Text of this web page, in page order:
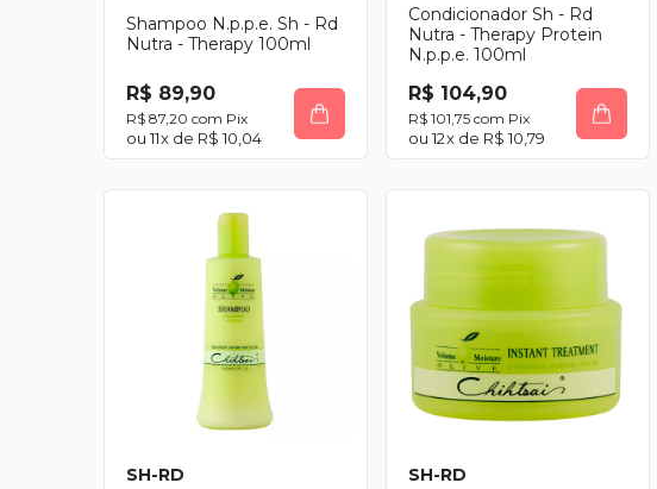
Shampoo N.p.p.e. Sh - Rd
Nutra - Therapy 100ml
R$ 89,90
R$ 87,20 com Pix
11x de R$ 10,04
Condicionador Sh - Rd
Nutra - Therapy Protein
N.p.p.e. 100ml
R$ 104,90
R$ 101,75 com Pix
12x de R$ 10,79
SH-RD
SH-RD